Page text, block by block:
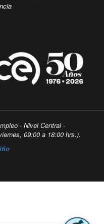
- Nivel Central -
09:00 a 18:00 hrs.).